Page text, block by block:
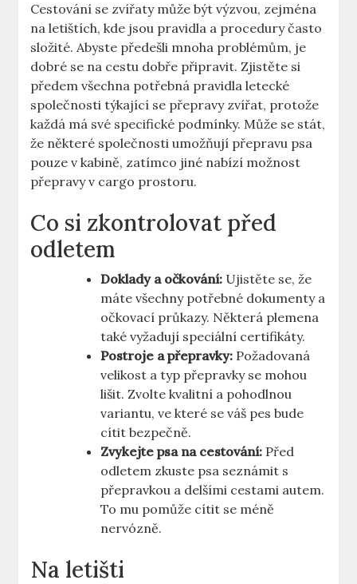
Cestování se zvířaty může být výzvou, zejména
na letištích, kde jsou pravidla a procedury často
složité. Abyste předešli mnoha problémům, je
dobré se na cestu dobře připravit. Zjistěte si
předem všechna potřebná pravidla letecké
společnosti týkající se přepravy zvířat, protože
každá má své specifické podmínky. Může se stát,
že některé společnosti umožňují přepravu psa
pouze v kabině, zatímco jiné nabízí možnost
přepravy v cargo prostoru.
Co si zkontrolovat před
odletem
Doklady a očkování: Ujistěte se, že
máte všechny potřebné dokumenty a
očkovací průkazy. Některá plemena
také vyžadují speciální certifikáty.
Postroje a přepravky: Požadovaná
velikost a typ přepravky se mohou
lišit. Zvolte kvalitní a pohodlnou
variantu, ve které se váš pes bude
cítit bezpečně.
Zvykejte psa na cestování: Před
odletem zkuste psa seznámit s
přepravkou a delšími cestami autem.
To mu pomůže cítit se méně
nervózně.
Na letišti